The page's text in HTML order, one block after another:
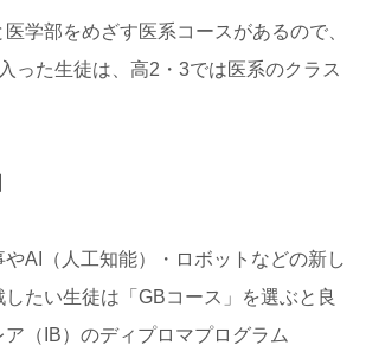
学部をめざす医系コースがあるので、
った生徒は、高2・3では医系のクラス
やAI（人工知能）・ロボットなどの新し
たい生徒は「GBコース」を選ぶと良
（IB）のディプロマプログラム